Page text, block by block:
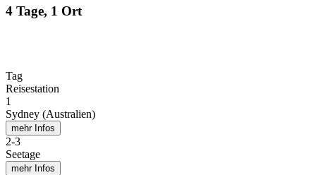
4 Tage, 1 Ort
Tag
Reisestation
1
Sydney (Australien)
mehr Infos
2-3
Seetage
mehr Infos